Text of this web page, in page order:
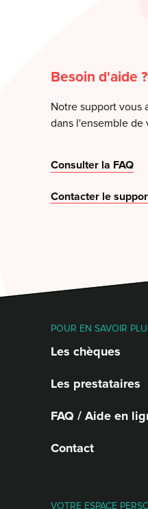
Besoin d'aide ?
Notre support vous
dans l'ensemble de
Consulter la FAQ
Contacter le
POUR EN SAVOIR
Les chèques
Les prestataires
FAQ / Aide en
Contact
VOTRE ESPACE